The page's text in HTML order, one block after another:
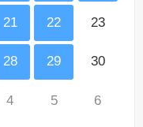
21 22 23
28 29 30
4 5 6